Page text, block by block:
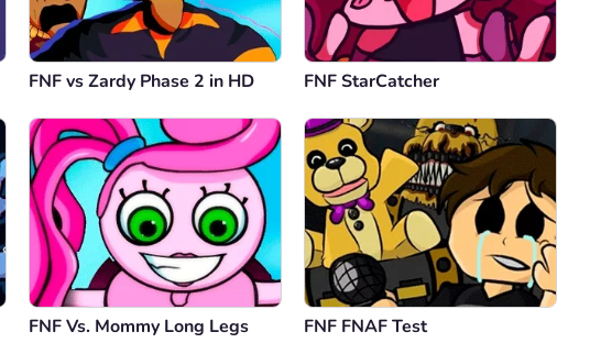
FNF vs Zardy Phase 2 in HD FNF StarCatcher
FNF Vs. Mommy Long Legs FNF FNAF Test